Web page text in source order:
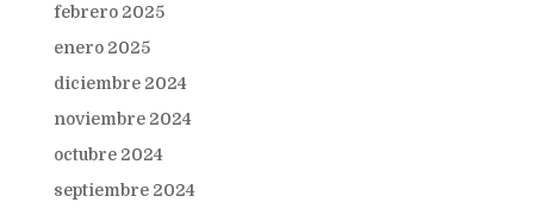
febrero 2025
enero 2025
diciembre 2024
noviembre 2024
octubre 2024
septiembre 2024